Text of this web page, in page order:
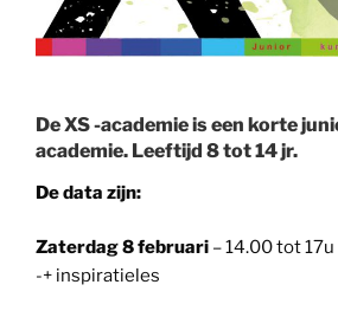
De XS -academie is een korte
academie. Leeftijd 8 tot 14 jr.
De data zijn:
Zaterdag 8 februari – 14.00 tot
-+ inspiratieles